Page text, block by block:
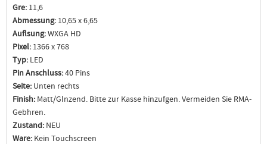
Gre: 11,6
Abmessung: 10,65 x 6,65
Auflsung:WXGA HD
Pixel: 1366 x 768
Typ: LED
Pin Anschluss:40 Pins
Seite: Unten rechts
Finish: Matt/Glnzend. Bitte zur Kasse hinzufgen. Vermeiden Sie RMA-
Gebhren.
Zustand: NEU
Ware: Kein Touchscreen